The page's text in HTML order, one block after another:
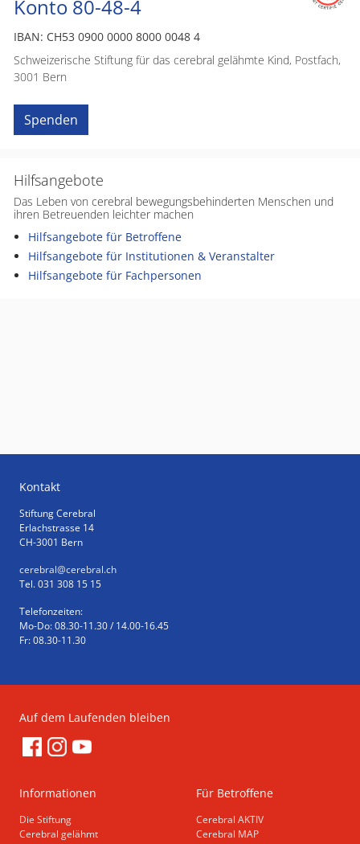
Konto 80-48-4
IBAN: CH53 0900 0000 8000 0048 4
Schweizerische Stiftung für das cerebral gelähmte Kind, Postfach,
3001 Bern
Spenden
Hilfsangebote
Das Leben von cerebral bewegungsbehinderten Menschen und
ihren Betreuenden leichter machen
Hilfsangebote für Betroffene
Hilfsangebote für Institutionen & Veranstalter
Hilfsangebote für Fachpersonen
Kontakt
Stiftung Cerebral
Erlachstrasse 14
CH-3001 Bern
cerebral@cerebral.ch
Tel. 031 308 15 15
Telefonzeiten:
Mo-Do: 08.30-11.30 / 14.00-16.45
Fr: 08.30-11.30
Auf dem Laufenden bleiben
Informationen
Die Stiftung
Cerebral gelähmt
Für Betroffene
Cerebral AKTIV
Cerebral MAP